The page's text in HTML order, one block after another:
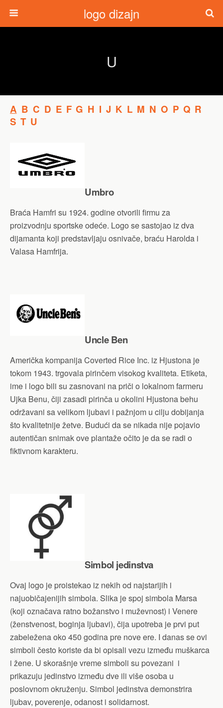
logo dizajn
U
A B C D E F G H I J K L M N O P Q R
S T U
Umbro
Braća Hamfri su 1924. godine otvorili firmu za
proizvodnju sportske odeće. Logo se sastojao iz dva
dijamanta koji predstavljaju osnivače, braću Harolda i
Valasa Hamfrija.
Uncle Ben
Američka kompanija Coverted Rice Inc. iz Hjustona je
tokom 1943. trgovala pirinčem visokog kvaliteta. Etiketa,
ime i logo bili su zasnovani na priči o lokalnom farmeru
Ujka Benu, čiji zasadi pirinča u okolini Hjustona behu
održavani sa velikom ljubavi i pažnjom u cilju dobijanja
što kvalitetnije žetve. Budući da se nikada nije pojavio
autentičan snimak ove plantaže očito je da se radi o
fiktivnom karakteru.
Simbol jedinstva
Ovaj logo je proistekao iz nekih od najstarijih i
najuobičajenijih simbola. Slika je spoj simbola Marsa
(koji označava ratno božanstvo i muževnost) i Venere
(ženstvenost, boginja ljubavi), čija upotreba je prvi put
zabeležena oko 450 godina pre nove ere. I danas se ovi
simboli često koriste da bi opisali vezu između muškarca
i žene. U skorašnje vreme simboli su povezani i
prikazuju jedinstvo između dve ili više osoba u
poslovnom okruženju. Simbol jedinstva demonstrira
ljubav, poverenje, odanost i solidarnost.